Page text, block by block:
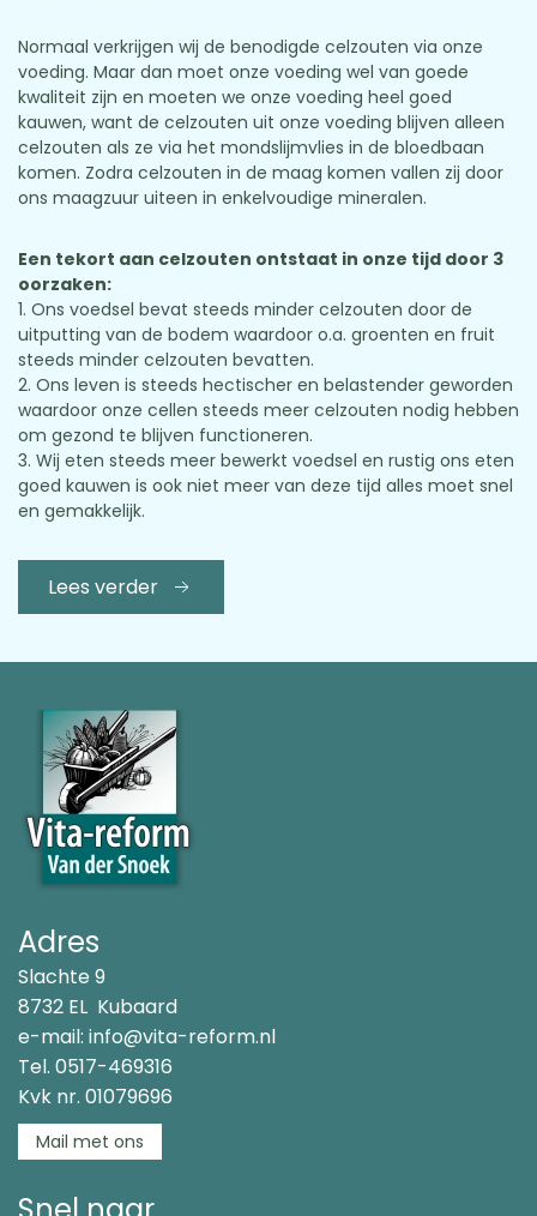
Normaal verkrijgen wij de benodigde celzouten via onze
voeding. Maar dan moet onze voeding wel van goede
kwaliteit zijn en moeten we onze voeding heel goed
kauwen, want de celzouten uit onze voeding blijven alleen
celzouten als ze via het mondslijmvlies in de bloedbaan
komen. Zodra celzouten in de maag komen vallen zij door
ons maagzuur uiteen in enkelvoudige mineralen.
Een tekort aan celzouten ontstaat in onze tijd door 3
oorzaken:
1. Ons voedsel bevat steeds minder celzouten door de
uitputting van de bodem waardoor o.a. groenten en fruit
steeds minder celzouten bevatten.
2. Ons leven is steeds hectischer en belastender geworden
waardoor onze cellen steeds meer celzouten nodig hebben
om gezond te blijven functioneren.
3. Wij eten steeds meer bewerkt voedsel en rustig ons eten
goed kauwen is ook niet meer van deze tijd alles moet snel
en gemakkelijk.
Lees verder
Adres
Slachte 9
8732 EL Kubaard
e-mail: info@vita-reform.nl
Tel. 0517-469316
Kvk nr. 01079696
Mail met ons